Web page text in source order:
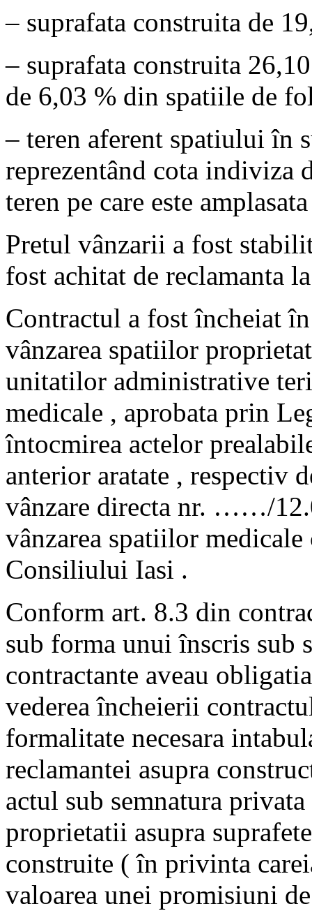
– suprafata construita de
– suprafata construita
de 6,03 % din spatiile de
– teren aferent spatiului în
reprezentând cota indiviza
teren pe care este
Pretul vânzarii a fost
fost achitat de reclamanta
Contractul a fost încheiat
vânzarea spatiilor
unitatilor administrative
medicale , aprobata prin
întocmirea actelor
anterior aratate , respectiv
vânzare directa nr. ……/
vânzarea spatiilor
Consiliului Iasi .
Conform art. 8.3 din
sub forma unui înscris sub
contractante aveau
vederea încheierii
formalitate necesara
reclamantei asupra
actul sub semnatura
proprietatii asupra
construite ( în privinta
valoarea unei promisiuni